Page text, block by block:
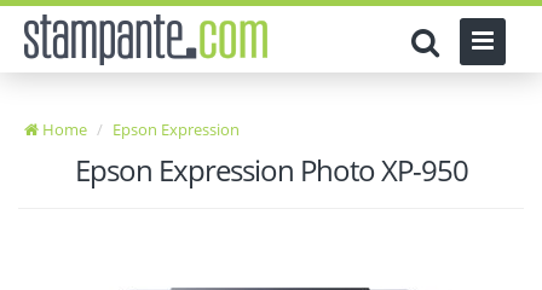
Home Epson Expression
Epson Expression Photo XP-950